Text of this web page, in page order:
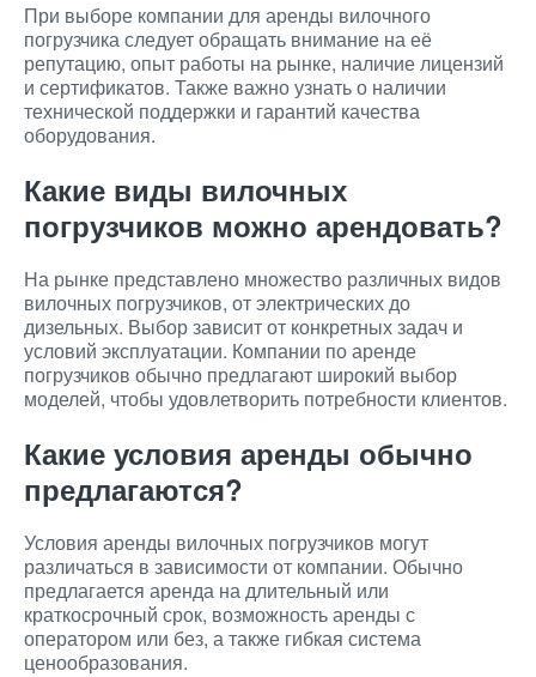
При выборе компании для аренды вилочного
погрузчика следует обращать внимание на её
репутацию, опыт работы на рынке, наличие лицензий
и сертификатов. Также важно узнать о наличии
технической поддержки и гарантий качества
оборудования.
Какие виды вилочных
погрузчиков можно арендовать?
На рынке представлено множество различных видов
вилочных погрузчиков, от электрических до
дизельных. Выбор зависит от конкретных задач и
условий эксплуатации. Компании по аренде
погрузчиков обычно предлагают широкий выбор
моделей, чтобы удовлетворить потребности клиентов.
Какие условия аренды обычно
предлагаются?
Условия аренды вилочных погрузчиков могут
различаться в зависимости от компании. Обычно
предлагается аренда на длительный или
краткосрочный срок, возможность аренды с
оператором или без, а также гибкая система
ценообразования.